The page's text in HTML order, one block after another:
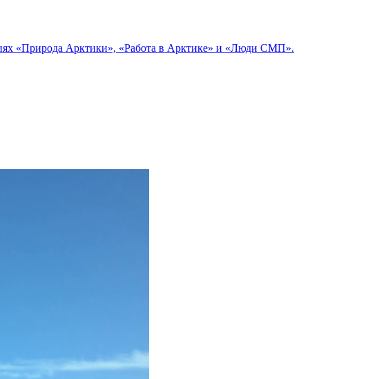
«Природа Арктики», «Работа в Арктике» и «Люди СМП».